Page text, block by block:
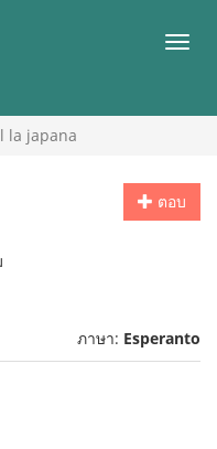
เมนู
la japana
ตอบ
ภาษา: Esperanto